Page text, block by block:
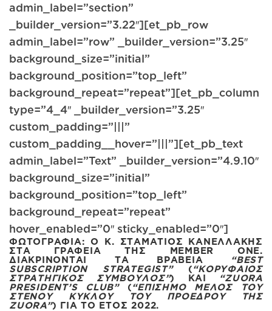
admin_label=”section”
_builder_version=”3.22″][et_pb_row
admin_label=”row” _builder_version=”3.25″
background_size=”initial”
background_position=”top_left”
background_repeat=”repeat”][et_pb_column
type=”4_4″ _builder_version=”3.25″
custom_padding=”|||”
custom_padding__hover=”|||”][et_pb_text
admin_label=”Text” _builder_version=”4.9.10″
background_size=”initial”
background_position=”top_left”
background_repeat=”repeat”
hover_enabled=”0″ sticky_enabled=”0″]
ΦΩΤΟΓΡΑΦΊΑ: Ο Κ. ΣΤΑΜΆΤΙΟΣ ΚΑΝΕΛΛΆΚΗΣ
ΣΤΑ ΓΡΑΦΕΊΑ ΤΗΣ MEMBER ONE.
ΔΙΑΚΡΊΝΟΝΤΑΙ ΤΑ ΒΡΑΒΕΊΑ
“BEST
SUBSCRIPTION STRATEGIST”(“ΚΟΡΥΦΑΊΟΣ
ΣΤΡΑΤΗΓΙΚΌΣ ΣΎΜΒΟΥΛΟΣ”) ΚΑΙ “ZUORA
PRESIDENT’S CLUB”(“ΕΠΊΣΗΜΟ ΜΈΛΟΣ ΤΟΥ
ΣΤΕΝΟΎ ΚΎΚΛΟΥ ΤΟΥ ΠΡΟΈΔΡΟΥ ΤΗΣ
ZUORA”) ΓΙΑ ΤΟ ΈΤΟΣ 2022.